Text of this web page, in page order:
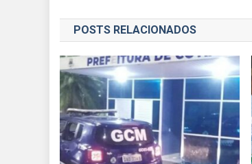
de
Post
POSTS RELACIONADOS